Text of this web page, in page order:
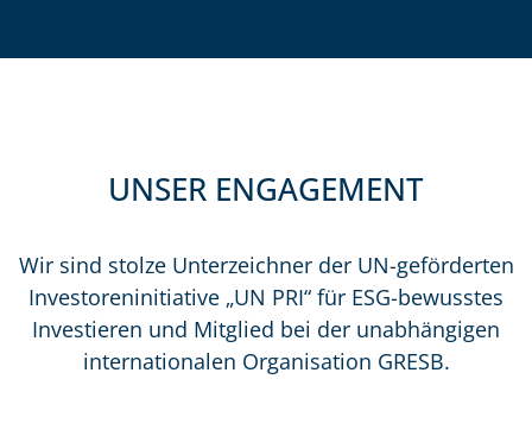
UNSER ENGAGEMENT
Wir sind stolze Unterzeichner der UN-geförderten
Investoreninitiative „UN PRI“ für ESG-bewusstes
Investieren und Mitglied bei der unabhängigen
internationalen Organisation GRESB.